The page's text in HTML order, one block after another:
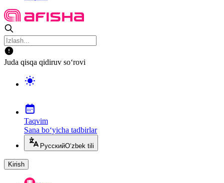
Juda qisqa qidiruv so‘rovi
Taqvim
Sana bo‘yicha tadbirlar
РусскийO‘zbek tili
Kirish